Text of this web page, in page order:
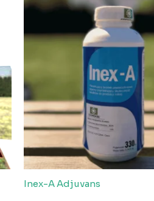
Inex-A Adjuvans